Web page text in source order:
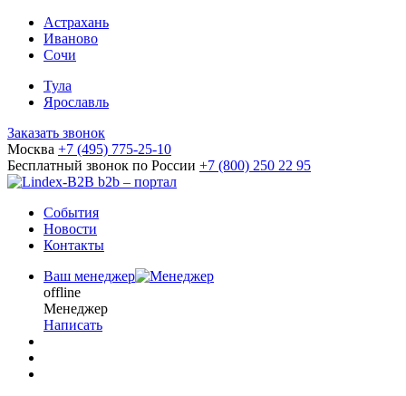
Астрахань
Иваново
Сочи
Тула
Ярославль
Заказать звонок
Москва +7 (495) 775-25-10
Бесплатный звонок по России +7 (800) 250 22 95
b2b – портал
События
Новости
Контакты
Ваш менеджер
offline
Менеджер
Написать